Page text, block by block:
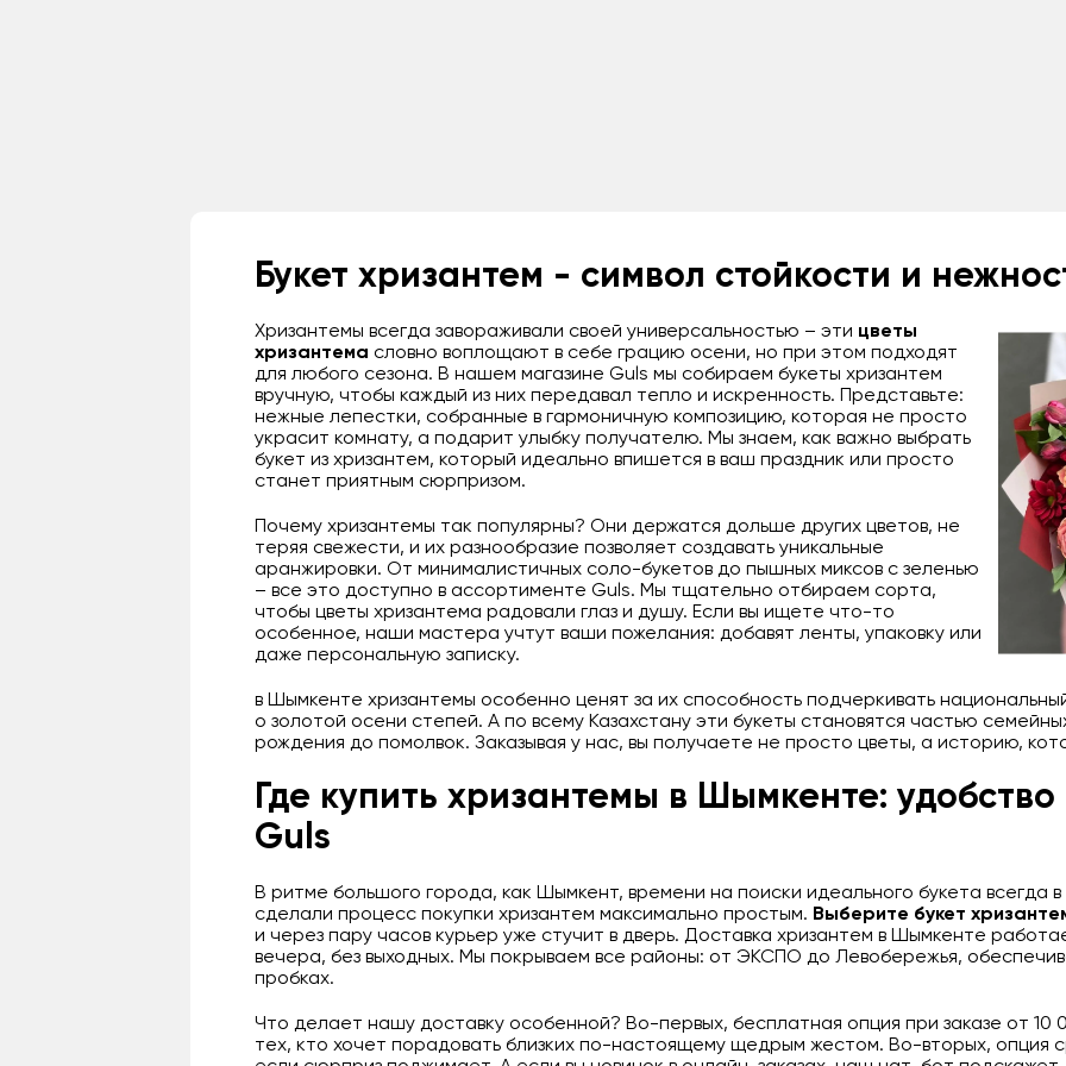
Букет хризантем - символ стойкости и
Хризантемы всегда завораживали своей универсальностью – эти цветы
хризантема словно воплощают в себе грацию осени, но при этом подходят
для любого сезона. В нашем магазине Guls мы собираем букеты хризантем
вручную, чтобы каждый из них передавал тепло и искренность. Представьте:
нежные лепестки, собранные в гармоничную композицию, которая не просто
украсит комнату, а подарит улыбку получателю. Мы знаем, как важно выбрать
букет из хризантем, который идеально впишется в ваш праздник или просто
станет приятным сюрпризом.
Почему хризантемы так популярны? Они держатся дольше других цветов, не
теряя свежести, и их разнообразие позволяет создавать уникальные
аранжировки. От минималистичных соло-букетов до пышных миксов с зеленью
– все это доступно в ассортименте Guls. Мы тщательно отбираем сорта,
чтобы цветы хризантема радовали глаз и душу. Если вы ищете что-то
особенное, наши мастера учтут ваши пожелания: добавят ленты, упаковку или
даже персональную записку.
в Шымкенте хризантемы особенно ценят за их способность подчеркивать
о золотой осени степей. А по всему Казахстану эти букеты становятся частью
рождения до помолвок. Заказывая у нас, вы получаете не просто цветы, а историю,
Где купить хризантемы в Шымкенте: удобство
Guls
В ритме большого города, как Шымкент, времени на поиски идеального букета всегда
сделали процесс покупки хризантем максимально простым. Выберите букет
и через пару часов курьер уже стучит в дверь. Доставка хризантем в Шымкенте
вечера, без выходных. Мы покрываем все районы: от ЭКСПО до Левобережья,
пробках.
Что делает нашу доставку особенной? Во-первых, бесплатная опция при заказе от 10
тех, кто хочет порадовать близких по-настоящему щедрым жестом. Во-вторых, опция